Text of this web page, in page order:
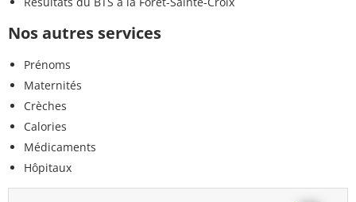
Nos autres services
Prénoms
Maternités
Crèches
Calories
Médicaments
Hôpitaux